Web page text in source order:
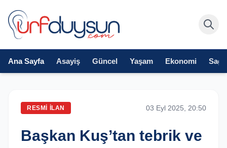
Ana Sayfa Asayiş Güncel Yaşam Ekonomi
RESMI İLAN 03 Eyl 2025, 20:50
Başkan Kuş’tan tebrik ve